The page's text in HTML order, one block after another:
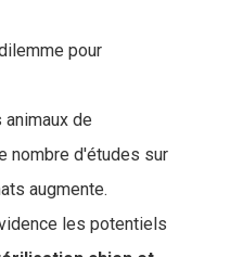
pour
de
nombre d'études sur
augmente.
les potentiels